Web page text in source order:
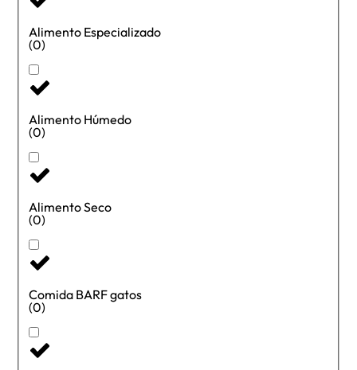
Alimento Especializado
(0)
Alimento Húmedo
(0)
Alimento Seco
(0)
Comida BARF gatos
(0)